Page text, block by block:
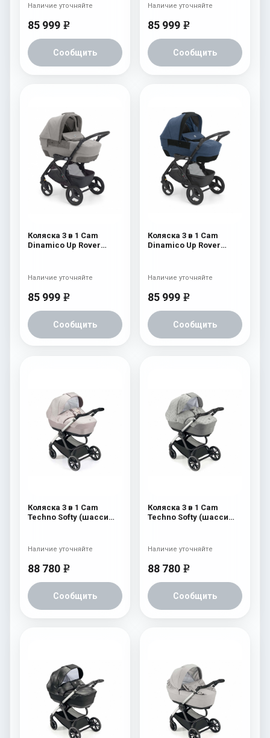
85 999 e
Сообщить
Наличие уточняйте
85 999 e
Сообщить
Наличие уточняйте
Коляска 3 в 1 Cam
Dinamico Up Rover
85 999 e
Сообщить
Наличие уточняйте
Коляска 3 в 1 Cam
Dinamico Up Rover
85 999 e
Сообщить
Наличие уточняйте
Коляска 3 в 1 Cam
Techno Softy (шасси
88 780 e
Сообщить
Наличие уточняйте
Коляска 3 в 1 Cam
Techno Softy (шасси
88 780 e
Сообщить
Наличие уточняйте